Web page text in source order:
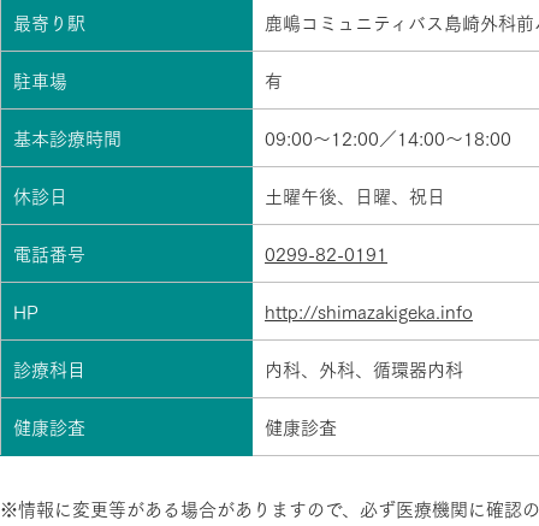
最寄り駅
鹿嶋コミュニティバス島崎外科
駐車場
有
基本診療時間
09:00～12:00／14:00～18:00
休診日
土曜午後、日曜、祝日
電話番号
0299-82-0191
HP
http://shimazakigeka.info
診療科目
内科、外科、循環器内科
健康診査
健康診査
※情報に変更等がある場合がありますので、必ず医療機関に確認